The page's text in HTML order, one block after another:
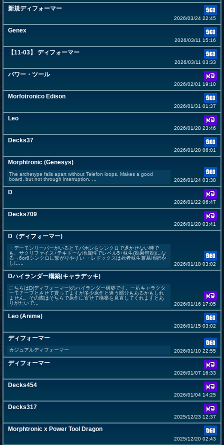
新規ディフォーマー
2026/03/24 22:45
Genex
2026/03/11 15:16
【11-03】 ディフォーマー
2026/03/11 03:33
パワー・ツール
2026/02/01 19:10
Morfotronico Edison
2026/01/31 01:37
Leo
2026/01/28 23:46
Decks37
2026/01/28 06:01
Morphtronic (Genesys)
The archetype falls apart without Telefon loops. Makes a good
board, but not through interruption. ...
2026/01/24 03:38
D
2026/01/22 06:47
Decks709
2026/01/20 03:41
D（ディフォーマー)
・デーモンリーパーがいるとモバホンをシンクロで退かせない時で
も、サクリファイス+テキトーな地属性でレベル5+蘇生(効果無効)にな
る→6or8シンクロに繋がりやすい ・レドックスは死者蘇生兼墓地肥や
しに...
2026/01/18 03:02
Dハイランダー構築(キャラデッキ)
こちらはD(ディフォーマー)のハイランダー構築です。一応キャラクタ
ーモチーフとさせて貰ってますが多少原作と違う部分もあるかもしれ
ません。その際はそちらで原作に寄せて構築を見直してくれますとあ
りがたいで...
2026/01/16 17:05
Leo (Anime)
2026/01/15 03:02
ディフォーマー
カジュアルディフォーマー 2026/01/10 22:55
ディフォーマー
2026/01/07 16:33
Decks454
2026/01/04 14:25
Decks317
2025/12/23 12:37
Morphtronic x Power Tool Dragon
2025/12/20 02:43